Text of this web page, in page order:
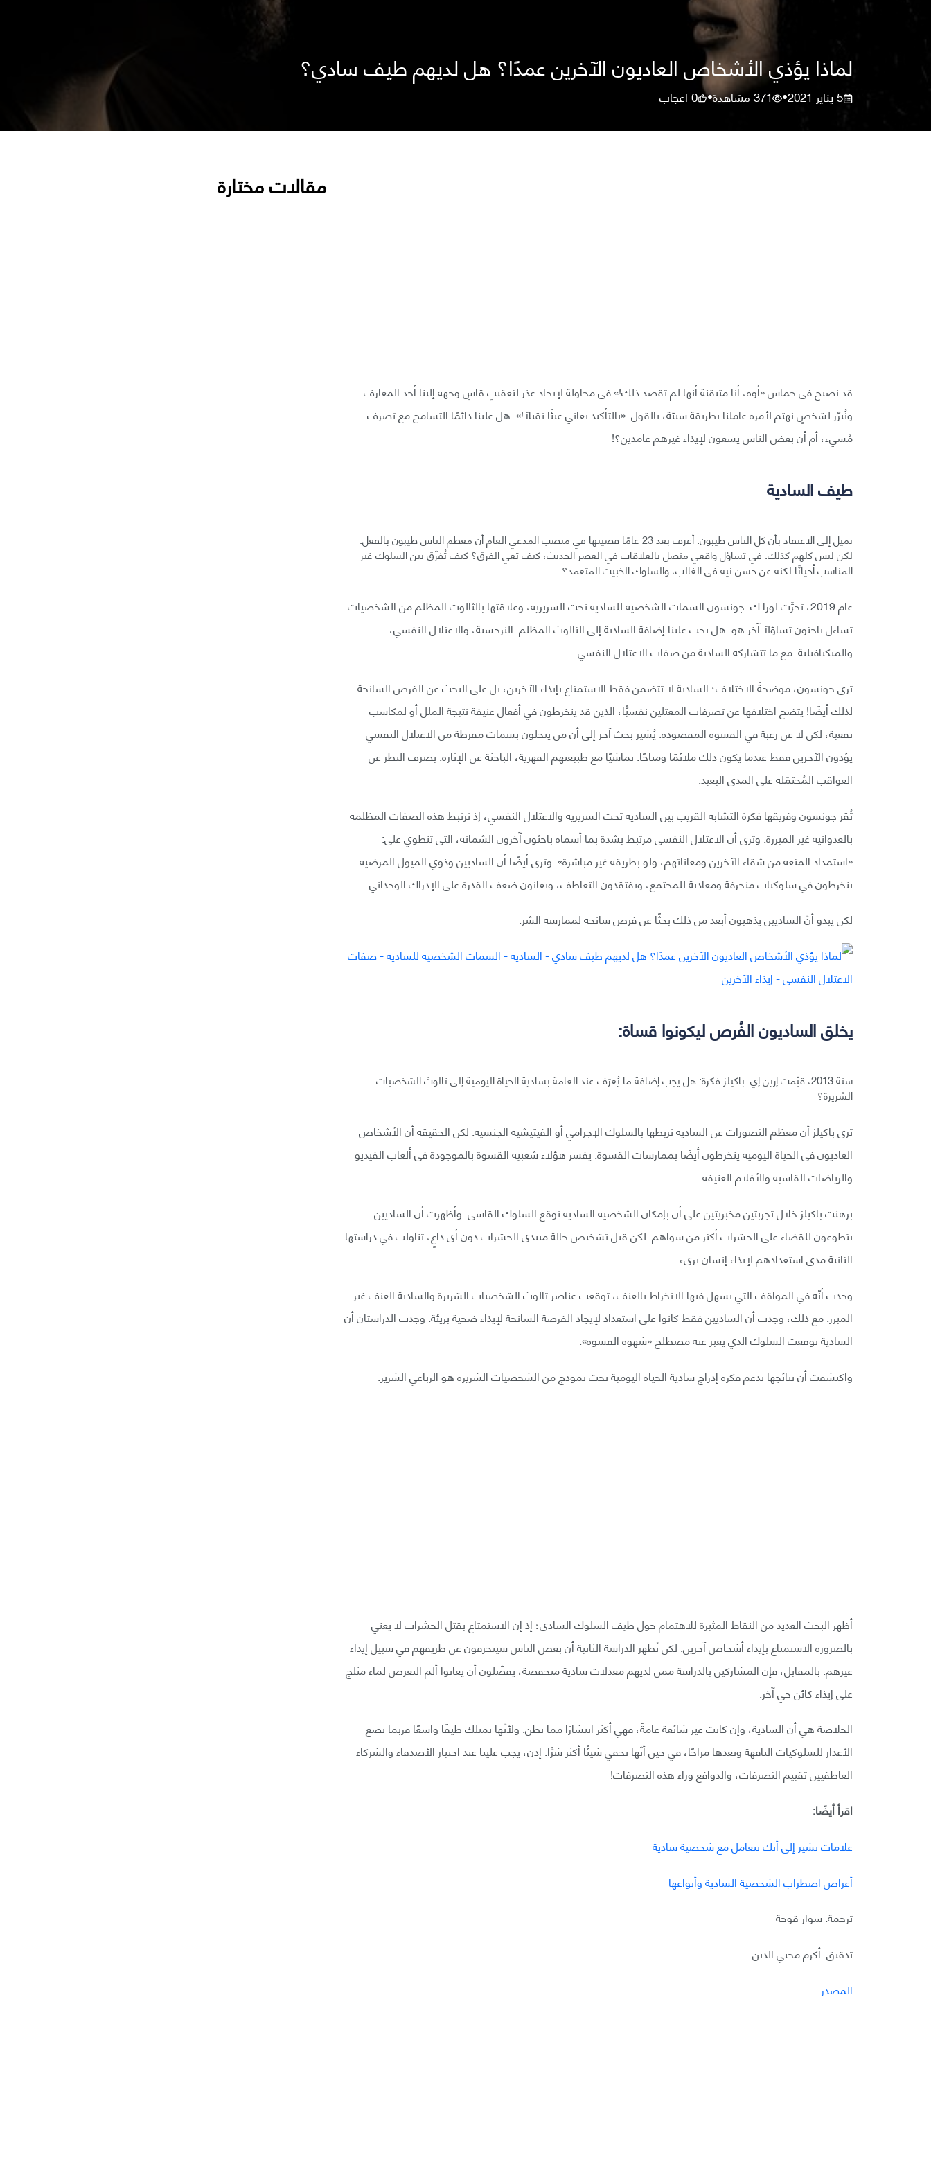
لماذا يؤذي الأشخاص العاديون الآخرين عمدًا؟ هل لديهم طيف سادي؟
5 يناير 2021 •
371مشاهدة•
0اعجاب
قد نصيح في حماس «أوه، أنا متيقنة أنها لم تقصد ذلك!» في محاولة لإيجاد عذر لتعقيبٍ قاسٍ وجهه إلينا أحد المعارف.
ونُبرّر لشخصٍ نهتم لأمره عاملنا بطريقة سيئة، بالقول: «بالتأكيد يعاني عبئًا ثقيلًا!». هل علينا دائمًا التسامح مع تصرف
مُسيء، أم أن بعض الناس يسعون لإيذاء غيرهم عامدين؟!
طيف السادية
نميل إلى الاعتقاد بأن كل الناس طيبون. أعرف بعد 23 عامًا قضيتها في منصب المدعي العام أن معظم الناس طيبون بالفعل.
لكن ليس كلهم كذلك. في تساؤل واقعي متصل بالعلاقات في العصر الحديث، كيف تعي الفرق؟ كيف تُفرِّق بين السلوك غير
المناسب أحيانًا لكنه عن حسن نية في الغالب، والسلوك الخبيث المتعمد؟
عام 2019، تحرَّت لورا ك. جونسون السمات الشخصية للسادية تحت السريرية، وعلاقتها بالثالوث المظلم من الشخصيات.
تساءل باحثون تساؤلًا آخر هو: هل يجب علينا إضافة السادية إلى الثالوث المظلم: النرجسية، والاعتلال النفسي،
والميكيافيلية. مع ما تتشاركه السادية من صفات الاعتلال النفسي.
ترى جونسون، موضحةً الاختلاف؛ السادية لا تتضمن فقط الاستمتاع بإيذاء الآخرين، بل على البحث عن الفرص السانحة
لذلك أيضًا! يتضح اختلافها عن تصرفات المعتلين نفسيًّا، الذين قد ينخرطون في أفعال عنيفة نتيجة الملل أو لمكاسب
نفعية، لكن لا عن رغبة في القسوة المقصودة. يُشير بحث آخر إلى أن من يتحلون بسمات مفرطة من الاعتلال النفسي
يؤذون الآخرين فقط عندما يكون ذلك ملائمًا ومتاحًا. تماشيًا مع طبيعتهم القهرية، الباحثة عن الإثارة. بصرف النظر عن
العواقب المُحتمَلة على المدى البعيد.
تُقر جونسون وفريقها فكرة التشابه القريب بين السادية تحت السريرية والاعتلال النفسي، إذ ترتبط هذه الصفات المظلمة
بالعدوانية غير المبررة. وترى أن الاعتلال النفسي مرتبط بشدة بما أسماه باحثون آخرون الشماتة، التي تنطوي على:
«استمداد المتعة من شقاء الآخرين ومعاناتهم، ولو بطريقة غير مباشرة». وترى أيضًا أن الساديين وذوي الميول المرضية
ينخرطون في سلوكيات منحرفة ومعادية للمجتمع، ويفتقدون التعاطف، ويعانون ضعف القدرة على الإدراك الوجداني.
لكن يبدو أنّ الساديين يذهبون أبعد من ذلك بحثًا عن فرص سانحة لممارسة الشر.
يخلق الساديون الفُرص ليكونوا قساة:
سنة 2013، قيّمت إرين إي. باكيلز فكرة: هل يجب إضافة ما يُعرَف عند العامة بسادية الحياة اليومية إلى ثالوث الشخصيات
الشريرة؟
ترى باكيلز أن معظم التصورات عن السادية تربطها بالسلوك الإجرامي أو الفيتيشية الجنسية. لكن الحقيقة أن الأشخاص
العاديون في الحياة اليومية ينخرطون أيضًا بممارسات القسوة. يفسر هؤلاء شعبية القسوة بالموجودة في ألعاب الفيديو
والرياضات القاسية والأفلام العنيفة.
برهنت باكيلز خلال تجربتين مخبريتين على أن بإمكان الشخصية السادية توقع السلوك القاسي. وأظهرت أن الساديين
يتطوعون للقضاء على الحشرات أكثر من سواهم. لكن قبل تشخيص حالة مبيدي الحشرات دون أي داعٍ، تناولت في دراستها
الثانية مدى استعدادهم لإيذاء إنسان بريء.
وجدت أنّه في المواقف التي يسهل فيها الانخراط بالعنف، توقعت عناصر ثالوث الشخصيات الشريرة والسادية العنف غير
المبرر. مع ذلك، وجدت أن الساديين فقط كانوا على استعداد لإيجاد الفرصة السانحة لإيذاء ضحية بريئة. وجدت الدراستان أن
السادية توقعت السلوك الذي يعبر عنه مصطلح «شهوة القسوة».
واكتشفت أن نتائجها تدعم فكرة إدراج سادية الحياة اليومية تحت نموذج من الشخصيات الشريرة هو الرباعي الشرير.
أظهر البحث العديد من النقاط المثيرة للاهتمام حول طيف السلوك السادي؛ إذ إن الاستمتاع بقتل الحشرات لا يعني
بالضرورة الاستمتاع بإيذاء أشخاص آخرين. لكن تُظهر الدراسة الثانية أن بعض الناس سينحرفون عن طريقهم في سبيل إيذاء
غيرهم. بالمقابل، فإن المشاركين بالدراسة ممن لديهم معدلات سادية منخفضة، يفضّلون أن يعانوا ألم التعرض لماء مثلج
على إيذاء كائن حي آخر.
الخلاصة هي أن السادية، وإن كانت غير شائعة عامةً، فهي أكثر انتشارًا مما نظن. ولأنّها تمتلك طيفًا واسعًا فربما نضع
الأعذار للسلوكيات التافهة ونعدها مزاحًا، في حين أنّها تخفي شيئًا أكثر شرًّا. إذن، يجب علينا عند اختيار الأصدقاء والشركاء
العاطفيين تقييم التصرفات، والدوافع وراء هذه التصرفات!
اقرأ أيضًا:
علامات تشير إلى أنك تتعامل مع شخصية سادية
أعراض اضطراب الشخصية السادية وأنواعها
ترجمة: سوار قوجة
تدقيق: أكرم محيي الدين
المصدر
مقالات مختارة